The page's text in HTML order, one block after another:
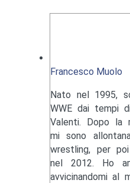
Francesco Muolo
Nato nel 1995,
WWE dai tempi
Valenti. Dopo la
mi sono
wrestling, per
nel 2012. Ho
avvicinandomi al